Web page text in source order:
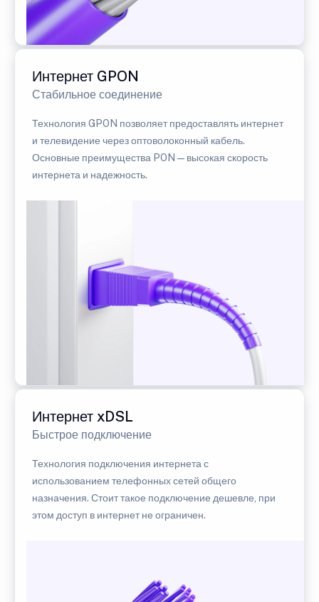
Интернет GPON
Стабильное соединение
Технология GPON позволяет предоставлять интернет
и телевидение через оптоволоконный кабель.
Основные преимущества PON — высокая скорость
интернета и надежность.
Интернет xDSL
Быстрое подключение
Технология подключения интернета с
использованием телефонных сетей общего
назначения. Стоит такое подключение дешевле, при
этом доступ в интернет не ограничен.